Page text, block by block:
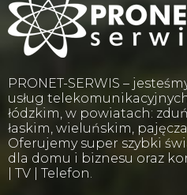
PRONET-SERWIS –
usług
łódzkim, w powiatach:
łaskim, wieluńskim,
Oferujemy super szybki
dla domu i biznesu oraz
| TV | Telefon.